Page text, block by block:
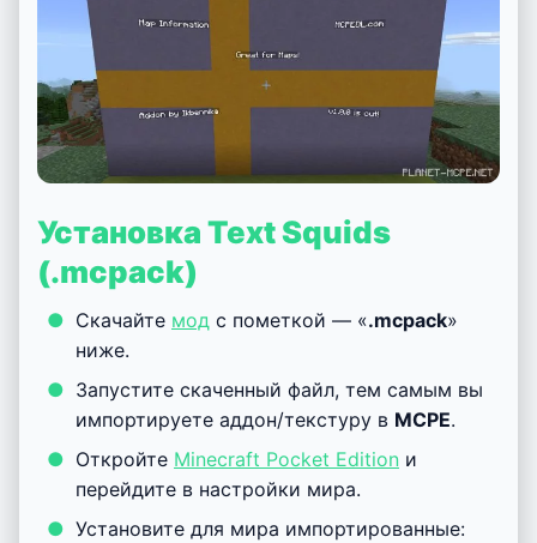
Установка Text Squids
(.mcpack)
Скачайте мод с пометкой — «.mcpack»
ниже.
Запустите скаченный файл, тем самым вы
импортируете аддон/текстуру в MCPE.
Откройте Minecraft Pocket Edition и
перейдите в настройки мира.
Установите для мира импортированные: